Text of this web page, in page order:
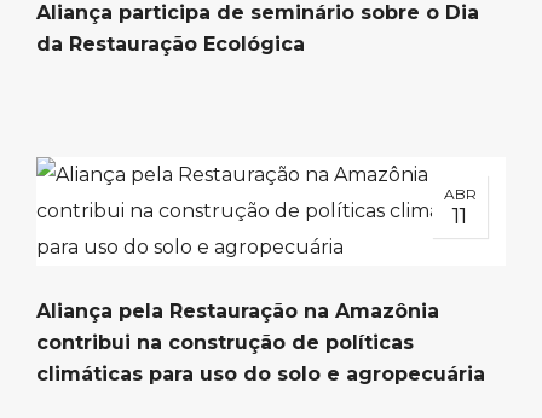
Aliança participa de seminário sobre o Dia
da Restauração Ecológica
ABR
11
Aliança pela Restauração na Amazônia
contribui na construção de políticas
climáticas para uso do solo e agropecuária